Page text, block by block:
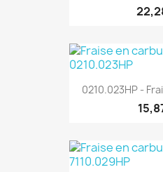
0210.023HP -